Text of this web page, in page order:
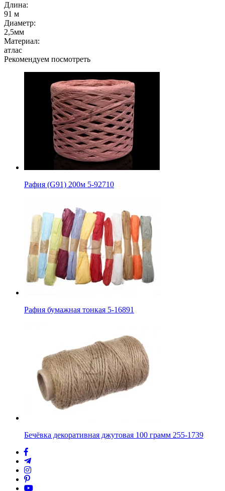
Длина:
91 м
Диаметр:
2,5мм
Материал:
атлас
Рекомендуем посмотреть
Рафия (G91) 200м 5-92710
Рафия бумажная тонкая 5-16891
Бечёвка декоративная джутовая 100 грамм 255-1739